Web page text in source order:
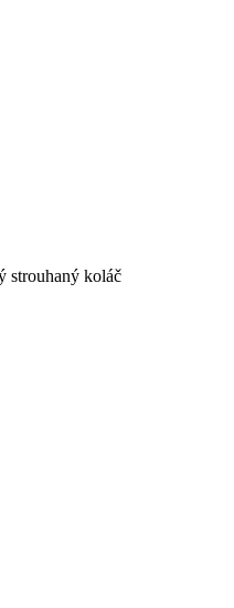
strouhaný koláč